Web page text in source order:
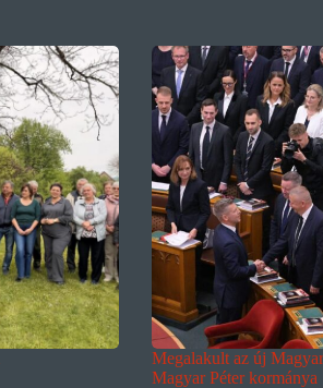
Megalakult az új
Magyar Péter kormánya